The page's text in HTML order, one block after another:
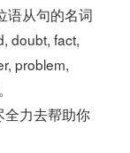
语从句的名词
doubt, fact,
problem,
力去帮助你